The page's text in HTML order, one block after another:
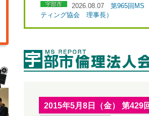
宇部市 2026.08.07
第965回MS
ティング協会 理事長）
2015年5月8日（金） 第